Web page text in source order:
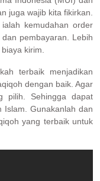
juga wajib kita fikirkan.
kemudahan order
pembayaran. Lebih
kirim.
terbaik menjadikan
dengan baik. Agar
pilih. Sehingga dapat
Islam. Gunakanlah dan
yang terbaik untuk